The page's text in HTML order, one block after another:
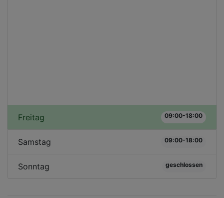
Freitag 09:00-18:00
Samstag 09:00-18:00
Sonntag geschlossen